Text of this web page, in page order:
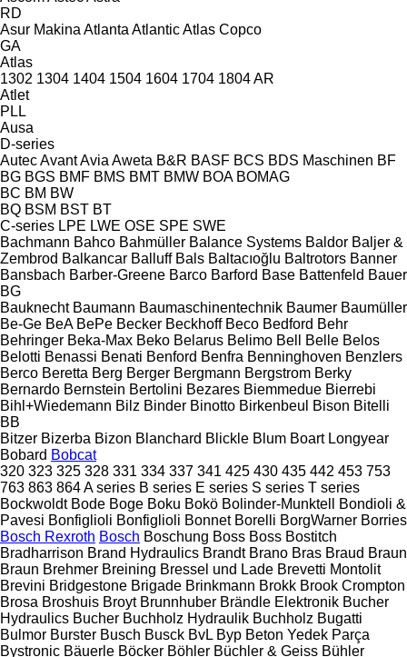
RD
Asur Makina Atlanta AtlanticAtlas Copco
GA
Atlas
1302 1304 1404 1504 1604 1704 1804AR
Atlet
PLL
Ausa
D-series
AutecAvantAvia Aweta B&R BASF BCS BDS Maschinen BF
BG BGS BMF BMS BMT BMW BOA BOMAG
BC BM BW
BQ BSM BST BT
C-series LPE LWE OSE SPE SWE
Bachmann Bahco Bahmüller Balance Systems Baldor Baljer &
Zembrod Balkancar Balluff Bals Baltacıoğlu Baltrotors Banner
Bansbach Barber-Greene Barco Barford Base Battenfeld Bauer
BG
Bauknecht Baumann Baumaschinentechnik Baumer Baumüller
Be-Ge BeA BePe Becker Beckhoff Beco Bedford Behr
Behringer Beka-Max Beko Belarus Belimo Bell Belle Belos
Belotti Benassi Benati Benford Benfra Benninghoven Benzlers
Berco Beretta Berg Berger Bergmann Bergstrom Berky
Bernardo Bernstein Bertolini Bezares Biemmedue Bierrebi
Bihl+Wiedemann Bilz Binder Binotto Birkenbeul Bison Bitelli
BB
Bitzer Bizerba Bizon Blanchard Blickle Blum Boart Longyear
Bobard Bobcat
320 323 325 328 331 334 337 341 425 430 435 442 453 753
763 863 864A series B series E series S series T series
Bockwoldt Bode Boge Boku Bokö Bolinder-Munktell
Bondioli &
Pavesi Bonfiglioli Bonfiglioli Bonnet Borelli BorgWarner Borries
Bosch Rexroth Bosch Boschung Boss Boss Bostitch
Bradharrison Brand Hydraulics Brandt Brano Bras Braud Braun
Braun Brehmer Breining Bressel und Lade Brevetti Montolit
Brevini Bridgestone Brigade Brinkmann Brokk Brook Crompton
Brosa Broshuis Broyt Brunnhuber Brändle Elektronik Bucher
Hydraulics Bucher Buchholz Hydraulik Buchholz Bugatti
Bulmor Burster Busch Busck BvL Byp Beton Yedek Parça
Bystronic Bäuerle Böcker Böhler Büchler & Geiss Bühler